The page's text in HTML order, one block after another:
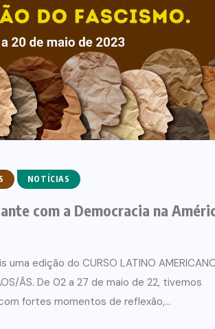
NOTÍCIAS
com a Democracia na
uma edição do CURSO LATINO
ÃS. De 02 a 27 de maio de 22, tivemos
fortes momentos de reflexão,...